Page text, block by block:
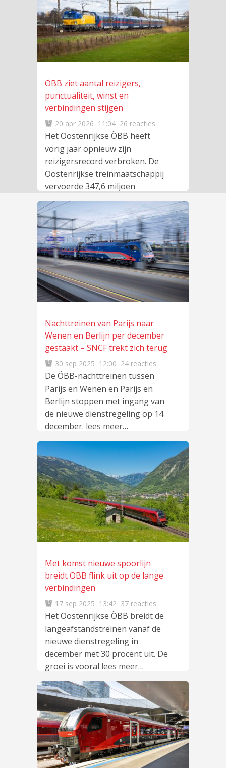
ÖBB ziet aantal reizigers,
punctualiteit, winst en
verbindingen stijgen
20 apr 2026 11:04 26 reacties
Het Oostenrijkse ÖBB heeft
vorig jaar opnieuw zijn
reizigersrecord verbroken. De
Oostenrijkse treinmaatschappij
vervoerde 347,6 miljoen
treinreizigers en dat waslees
meer
Nachttreinen van Parijs naar
Wenen en Berlijn per december
gestaakt – SNCF trekt zich terug
30 sep 2025 12:00 24 reacties
De ÖBB-nachttreinen tussen
Parijs en Wenen en Parijs en
Berlijn stoppen met ingang van
de nieuwe dienstregeling op 14
december. lees meer…
Met komst nieuwe spoorlijn
breidt ÖBB flink uit op de lange
verbindingen
17 sep 2025 13:42 37 reacties
Het Oostenrijkse ÖBB breidt de
langeafstandstreinen vanaf de
nieuwe dienstregeling in
december met 30 procent uit. De
groei is vooral lees meer…